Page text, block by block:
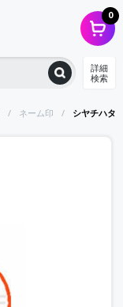
0
詳細
検索
ネーム印 シヤチハ